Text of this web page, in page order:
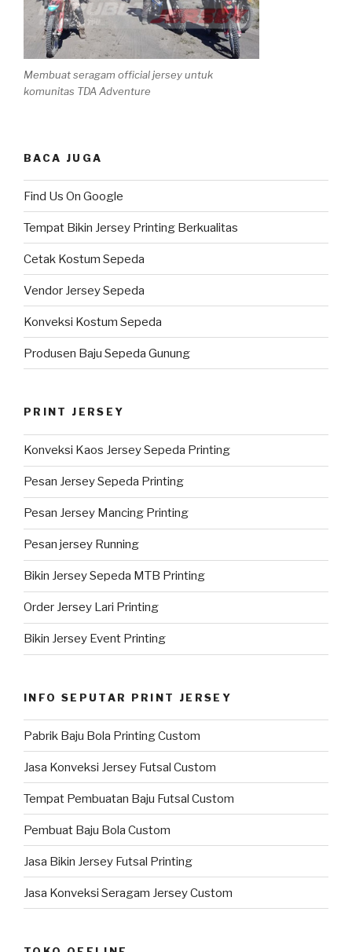
Membuat seragam official jersey untuk
komunitas TDA Adventure
BACA JUGA
Find Us On Google
Tempat Bikin Jersey Printing Berkualitas
Cetak Kostum Sepeda
Vendor Jersey Sepeda
Konveksi Kostum Sepeda
Produsen Baju Sepeda Gunung
PRINT JERSEY
Konveksi Kaos Jersey Sepeda Printing
Pesan Jersey Sepeda Printing
Pesan Jersey Mancing Printing
Pesan jersey Running
Bikin Jersey Sepeda MTB Printing
Order Jersey Lari Printing
Bikin Jersey Event Printing
INFO SEPUTAR PRINT JERSEY
Pabrik Baju Bola Printing Custom
Jasa Konveksi Jersey Futsal Custom
Tempat Pembuatan Baju Futsal Custom
Pembuat Baju Bola Custom
Jasa Bikin Jersey Futsal Printing
Jasa Konveksi Seragam Jersey Custom